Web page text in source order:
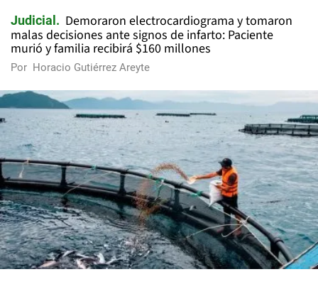
Judicial
Demoraron electrocardiograma y tomaron
malas decisiones ante signos de infarto: Paciente
murió y familia recibirá $160 millones
Por Horacio Gutiérrez Areyte